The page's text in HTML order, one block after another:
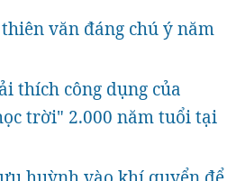
văn đáng chú ý năm
thích công dụng của
trời" 2.000 năm tuổi tại